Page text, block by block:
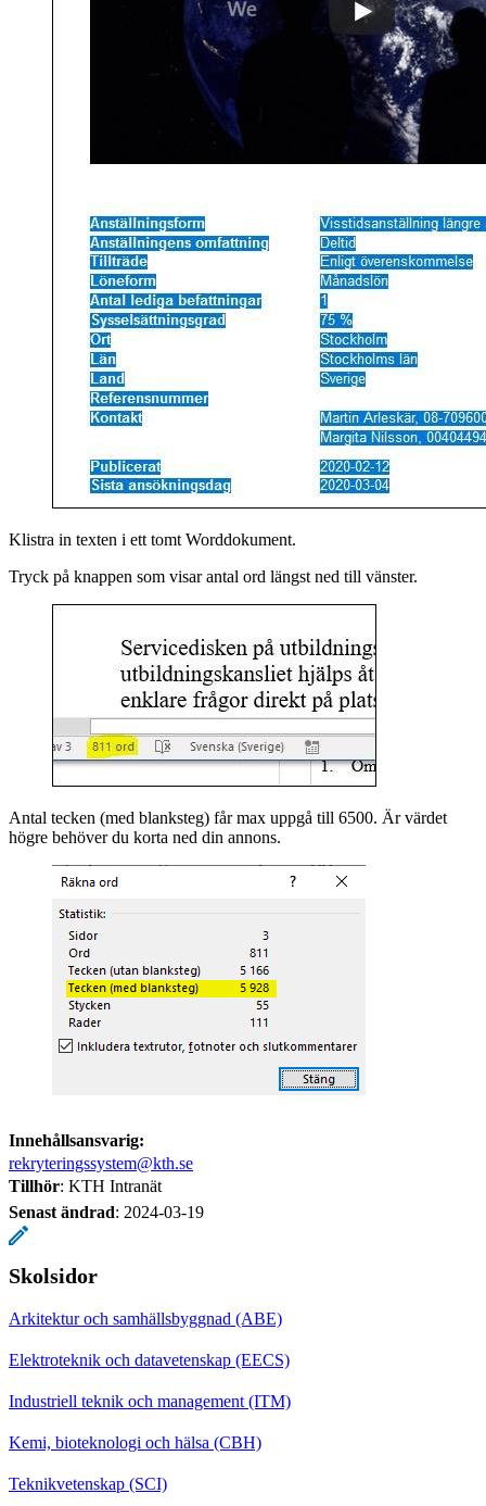
Klistra in texten i ett tomt Worddokument.
Tryck på knappen som visar antal ord längst ned till vänster.
Antal tecken (med blanksteg) får max uppgå till 6500. Är värdet
högre behöver du korta ned din annons.
Innehållsansvarig:
rekryteringssystem@kth.se
Tillhör: KTH Intranät
Senast ändrad: 2024-03-19
Skolsidor
Arkitektur och samhällsbyggnad (ABE)
Elektroteknik och datavetenskap (EECS)
Industriell teknik och management (ITM)
Kemi, bioteknologi och hälsa (CBH)
Teknikvetenskap (SCI)